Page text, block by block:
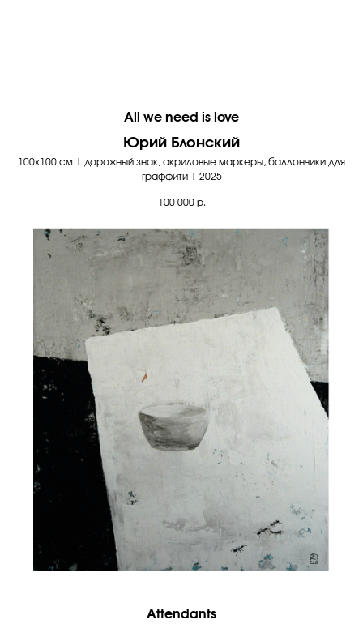
All we need is love
Юрий Блонский
100х100 см | дорожный знак, акриловые маркеры, баллончики для
граффити | 2025
100 000 р.
Attendants